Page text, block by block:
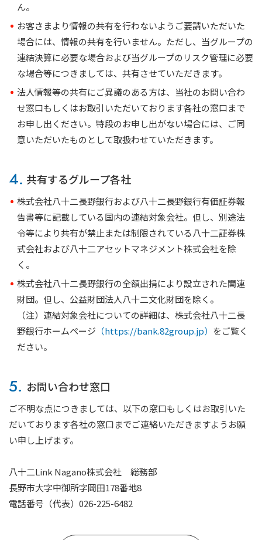
ん。
お客さまより情報の共有を行わないようご要請いただいた
場合には、情報の共有を行いません。ただし、当グループの
連結決算に必要な場合および当グループのリスク管理に必要
な場合等につきましては、共有させていただきます。
法人情報等の共有にご異議のある方は、当社のお問い合わ
せ窓口もしくはお取引いただいております各社の窓口まで
お申し出ください。特段のお申し出がない場合には、ご同
意いただいたものとして取扱わせていただきます。
4. 共有するグループ各社
株式会社八十二長野銀行および八十二長野銀行有価証券報
告書等に記載している国内の連結対象会社。但し、別途法
令等により共有が禁止または制限されている八十二証券株
式会社および八十二アセットマネジメント株式会社を除
く。
株式会社八十二長野銀行の全額出捐により設立された関連
財団。但し、公益財団法人八十二文化財団を除く。
（注）連結対象会社についての詳細は、株式会社八十二長
野銀行ホームページ （https://bank.82group.jp） をご覧く
ださい。
5. お問い合わせ窓口
ご不明な点につきましては、以下の窓口もしくはお取引いた
だいております各社の窓口までご連絡いただきますようお願
い申し上げます。
八十二Link Nagano株式会社 総務部
長野市大字中御所字岡田178番地8
電話番号（代表） 026-225-6482